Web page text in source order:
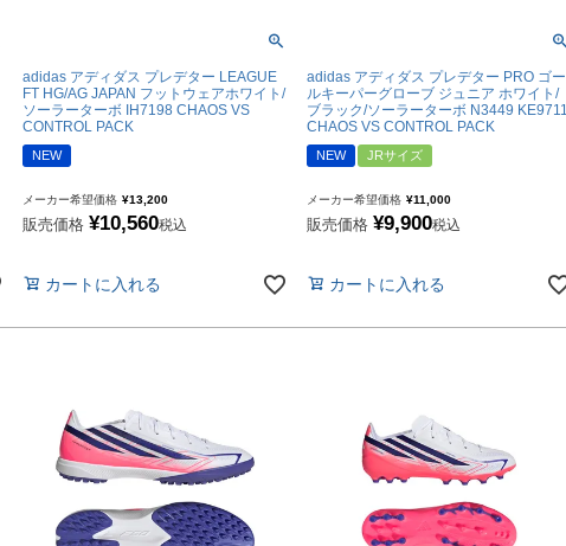
adidas アディダス プレデター LEAGUE
FT HG/AG JAPAN フットウェアホワイト/
ソーラーターボ IH7198 CHAOS VS
CONTROL PACK
NEW
メーカー希望価格 ¥13,200
販売価格 ¥10,560税込
カートに入れる
adidas アディダス プレデター PRO ゴー
ルキーパーグローブ ジュニア ホワイト/
ブラック/ソーラーターボ N3449 KE9711
CHAOS VS CONTROL PACK
NEW JRサイズ
メーカー希望価格 ¥11,000
販売価格 ¥9,900税込
カートに入れる